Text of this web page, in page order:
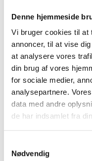
Denne hjemmeside
Vi bruger cookies til at
annoncer, til at vise
at analysere vores
din brug af vores
for sociale medier,
analysepartnere.
data med andre
de har indsamlet fra
Nødvendig
Gademøbler